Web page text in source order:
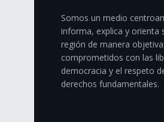
Somos un medio
informa, explica y orienta
región de manera
comprometidos con las
democracia y el respeto
derechos fundamentales.